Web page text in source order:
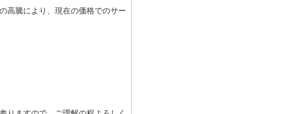
高騰により、現在の価格でのサー